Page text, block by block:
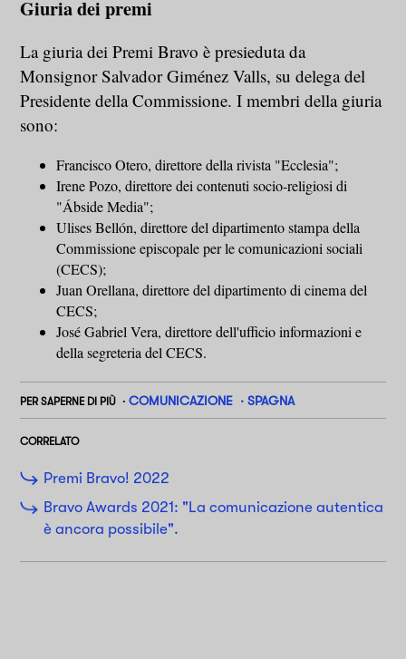
Giuria dei premi
La giuria dei Premi Bravo è presieduta da
Monsignor Salvador Giménez Valls, su delega del
Presidente della Commissione. I membri della giuria
sono:
Francisco Otero, direttore della rivista "Ecclesia";
Irene Pozo, direttore dei contenuti socio-religiosi di
"Ábside Media";
Ulises Bellón, direttore del dipartimento stampa della
Commissione episcopale per le comunicazioni sociali
(CECS);
Juan Orellana, direttore del dipartimento di cinema del
CECS;
José Gabriel Vera, direttore dell'ufficio informazioni e
della segreteria del CECS.
PER SAPERNE DI PIÙ COMUNICAZIONE SPAGNA
CORRELATO
Premi Bravo! 2022
Bravo Awards 2021: "La comunicazione autentica
è ancora possibile".